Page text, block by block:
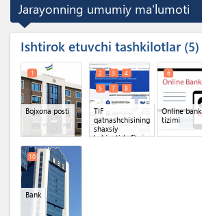
Jarayonning umumiy ma'lumoti
Ishtirok etuvchi tashkilotlar 5
Bojxona posti
1
TIF
qatnashchisining
shaxsiy
kabineti(x 6)
2 3
4
5
7 8
Online bank
tizimi
6
Bank
10